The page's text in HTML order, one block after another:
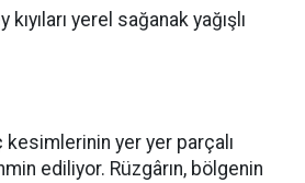
yerel sağanak yağışlı
kesimlerinin yer yer parçalı
ediliyor. Rüzgârın, bölgenin